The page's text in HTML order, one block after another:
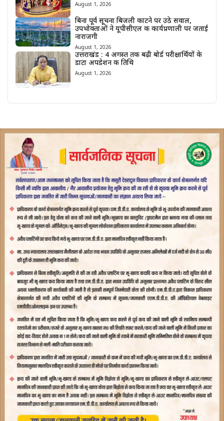
August 1, 2026
बिना पूर्व सूचना बिजली काटने पर उठे सवाल,
उपभोक्ताओं ने यूपीसीएल की कार्यप्रणाली पर जताई
नाराजगी
August 1, 2026
उत्तराखंड : 4 अगस्त तक बढ़ी बोर्ड परीक्षार्थियों के
डाटा अपडेशन की तिथि
August 1, 2026